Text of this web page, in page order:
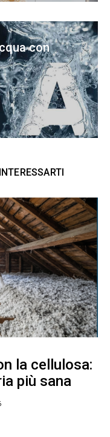
con
la cellulosa:
più sana